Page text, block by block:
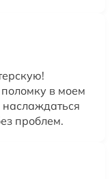
в моем
наслаждаться
проблем.